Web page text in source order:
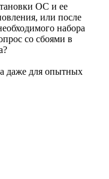
ОС и ее
или после
набора
со сбоями в
даже для опытных